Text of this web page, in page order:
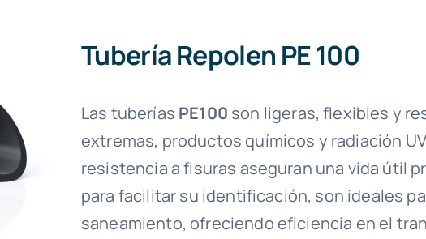
Tubería Repolen PE 100
Las tuberías PE100 son ligeras, flexibles y
extremas, productos químicos y radiación
resistencia a fisuras aseguran una vida útil
para facilitar su identificación, son ideales
saneamiento, ofreciendo eficiencia en el